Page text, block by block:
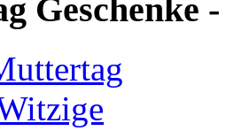
Geschenke